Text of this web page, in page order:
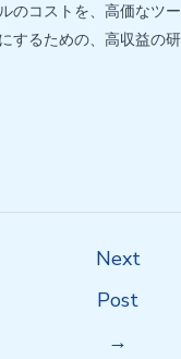
のコストを、高価なツー
するための、高収益の研
Next
Post
→